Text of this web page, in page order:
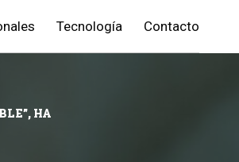
Tecnología Contacto
HA